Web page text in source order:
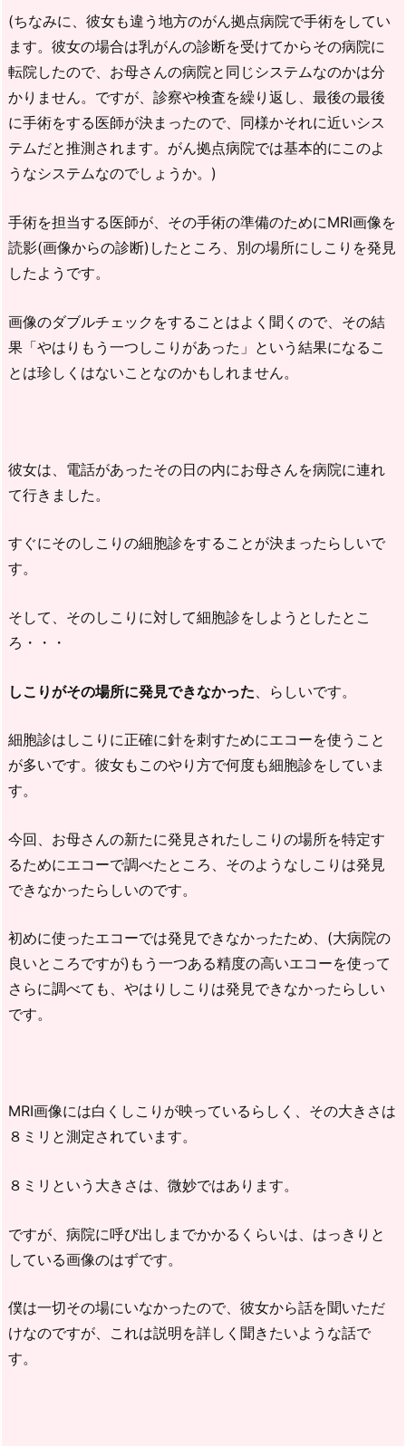
(ちなみに、彼女も違う地方のがん拠点病院で手術をしてい
ます。彼女の場合は乳がんの診断を受けてからその病院に
転院したので、お母さんの病院と同じシステムなのかは分
かりません。ですが、診察や検査を繰り返し、最後の最後
に手術をする医師が決まったので、同様かそれに近いシス
テムだと推測されます。がん拠点病院では基本的にこのよ
うなシステムなのでしょうか。)
手術を担当する医師が、その手術の準備のためにMRI画像を
読影(画像からの診断)したところ、別の場所にしこりを発見
したようです。
画像のダブルチェックをすることはよく聞くので、その結
果「やはりもう一つしこりがあった」という結果になるこ
とは珍しくはないことなのかもしれません。
彼女は、電話があったその日の内にお母さんを病院に連れ
て行きました。
すぐにそのしこりの細胞診をすることが決まったらしいで
す。
そして、そのしこりに対して細胞診をしようとしたとこ
ろ・・・
しこりがその場所に発見できなかった 、らしいです。
細胞診はしこりに正確に針を刺すためにエコーを使うこと
が多いです。彼女もこのやり方で何度も細胞診をしていま
す。
今回、お母さんの新たに発見されたしこりの場所を特定す
るためにエコーで調べたところ、そのようなしこりは発見
できなかったらしいのです。
初めに使ったエコーでは発見できなかったため、(大病院の
良いところですが)もう一つある精度の高いエコーを使って
さらに調べても、やはりしこりは発見できなかったらしい
です。
MRI画像には白くしこりが映っているらしく、その大きさは
８ミリと測定されています。
８ミリという大きさは、微妙ではあります。
ですが、病院に呼び出しまでかかるくらいは、はっきりと
している画像のはずです。
僕は一切その場にいなかったので、彼女から話を聞いただ
けなのですが、これは説明を詳しく聞きたいような話で
す。